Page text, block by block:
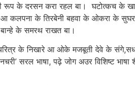
के दरसन करा रहल बा। घटोत्कच के
आ कलपना के तिरबेनी बहवा के ओकरा के
के समरथ राखत बा।
के निखारे आ ओके मजबूती देवे के
सरल भाषा, पढ़े जोग अउर विशिष्ट